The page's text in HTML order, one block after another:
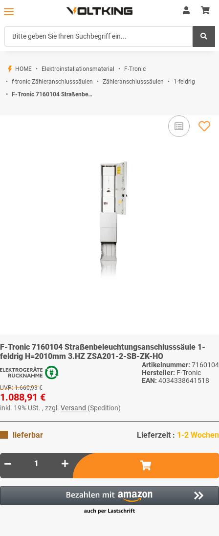
HOME Elektroinstallationsmaterial
F-Tronic
f-tronic Zähleranschlusssäulen
Zähleranschlusssäulen
1-feldrig
F-Tronic 7160104 Straßenbeleuchtungsanschlusssäule 1-feldrig H=2010mm 3.HZ ZSA201-2-SB-ZK-HO
F-Tronic 7160104 Straßenbeleuchtungsanschlusssäule 1-
feldrig H=2010mm 3.HZ ZSA201-2-SB-ZK-HO
Artikelnummer: 7160104
Hersteller: F-Tronic
EAN: 4034338641518
UVP: 1.660,93 €
1.088,91 €
inkl. 19% USt. , zzgl. Versand (Spedition)
lieferbar Lieferzeit : 1-2 Wochen